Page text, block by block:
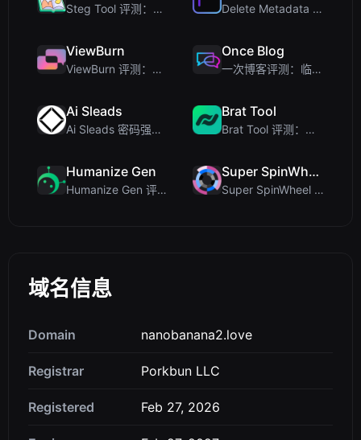
Steg Tool 评测：终极客户端图像隐写术解决方案 Delete Metadata 评测：一款在客户端剥离图片追踪数据的隐私工具
ViewBurn
ViewBurn 评测：免费阅后即焚工具，打造安全的临时消息
Once Blog
一次博客评测：临时文章与安全一次性分享
Ai Sleads
Ai Sleads 密码强度检查器评测：零上传、实时熵分析
Brat Tool
Brat Tool 评测：免费在线 Charli XCX 风格 Brat 文字生成器
Humanize Gen
Humanize Gen 评测：深入探讨这款免费的 AI 人性化工具
Super SpinWheel
Super SpinWheel 评测：隐私优先的免费转盘随机选择工具
域名信息
Domain nanobanana2.love
Registrar Porkbun LLC
Registered Feb 27, 2026